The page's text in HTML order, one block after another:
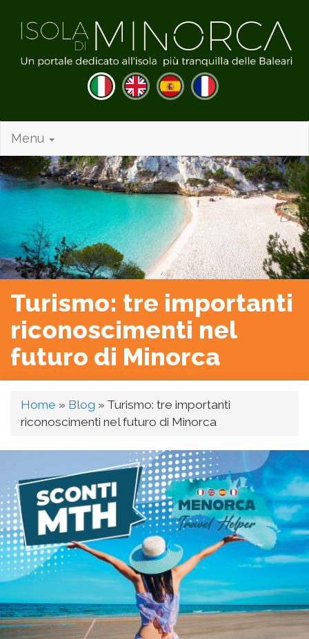
Menu
Turismo: tre importanti
riconoscimenti nel
futuro di Minorca
Home » Blog » Turismo: tre importanti
riconoscimenti nel futuro di Minorca